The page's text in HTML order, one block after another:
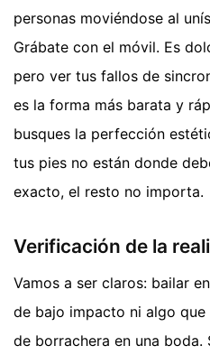
personas moviéndose al
Grábate con el móvil. Es
pero ver tus fallos de
es la forma más barata y
busques la perfección
tus pies no están donde
exacto, el resto no importa.
Verificación de la
Vamos a ser claros: bailar
de bajo impacto ni algo que
de borrachera en una boda.